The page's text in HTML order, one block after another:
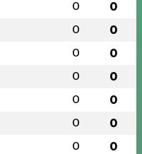
0 0
0 0
0 0
0 0
0 0
0 0
0 0